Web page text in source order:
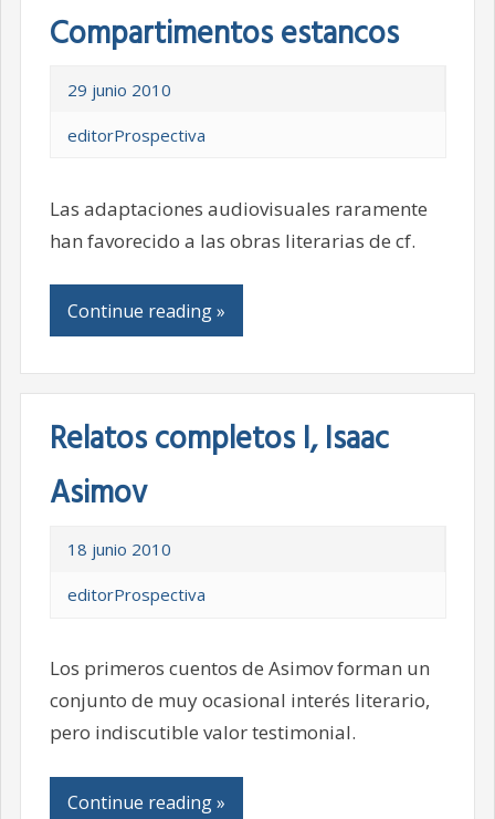
Compartimentos estancos
29 junio 2010
editorProspectiva
Las adaptaciones audiovisuales raramente
han favorecido a las obras literarias de cf.
Continue reading »
Relatos completos I, Isaac
Asimov
18 junio 2010
editorProspectiva
Los primeros cuentos de Asimov forman un
conjunto de muy ocasional interés literario,
pero indiscutible valor testimonial.
Continue reading »